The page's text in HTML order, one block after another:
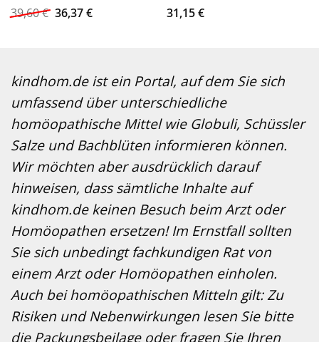
39,60€ Ursprünglicher
Preis
39,60 €
36,37€Aktueller
36,37 €.
31,15€
kindhom.de ist ein Portal, auf dem Sie sich
umfassend über unterschiedliche
homöopathische Mittel wie Globuli, Schüssler
Salze und Bachblüten informieren können.
Wir möchten aber ausdrücklich darauf
hinweisen, dass sämtliche Inhalte auf
kindhom.de keinen Besuch beim Arzt oder
Homöopathen ersetzen! Im Ernstfall sollten
Sie sich unbedingt fachkundigen Rat von
einem Arzt oder Homöopathen einholen.
Auch bei homöopathischen Mitteln gilt: Zu
Risiken und Nebenwirkungen lesen Sie bitte
die Packungsbeilage oder fragen Sie Ihren